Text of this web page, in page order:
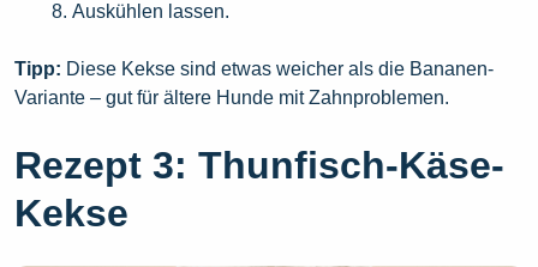
Auskühlen lassen.
Tipp: Diese Kekse sind etwas weicher als die Bananen-
Variante – gut für ältere Hunde mit Zahnproblemen.
Rezept 3: Thunfisch-Käse-
Kekse